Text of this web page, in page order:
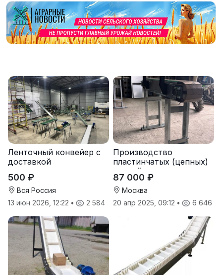
Ленточный конвейер с
доставкой
500 ₽
Вся Россия
13 июн 2026, 12:22 • 2 584
Производство
пластинчатых (цепных)
конвейеров
(транспортеров) под
заказ
87 000 ₽
Москва
20 апр 2025, 09:12 • 6 646